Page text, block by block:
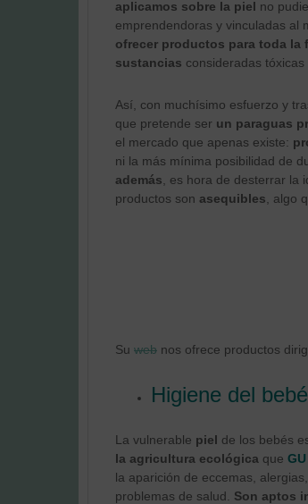
aplicamos sobre la piel no
emprendendoras y vinculadas al
ofrecer productos para toda la
sustancias consideradas
Así, con muchísimo esfuerzo y
que pretende ser un paraguas
el mercado que apenas existe:
ni la más mínima posibilidad de
además , es hora de desterrar
productos son asequibles , algo
Su web nos ofrece productos
Higiene del bebé
La vulnerable piel de los bebés
la agricultura ecológica que GU
la aparición de eccemas,
problemas de salud. Son aptos